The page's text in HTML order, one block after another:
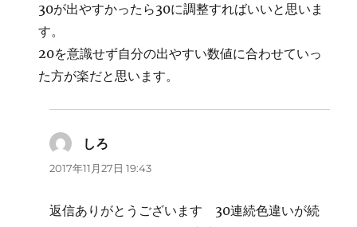
30が出やすかったら30に調整すればいいと思いま
す。
20を意識せず自分の出やすい数値に合わせていっ
た方が楽だと思います。
しろ
り:
2017年11月27日 19:43
返信ありがとうございます 30連続色違いが続